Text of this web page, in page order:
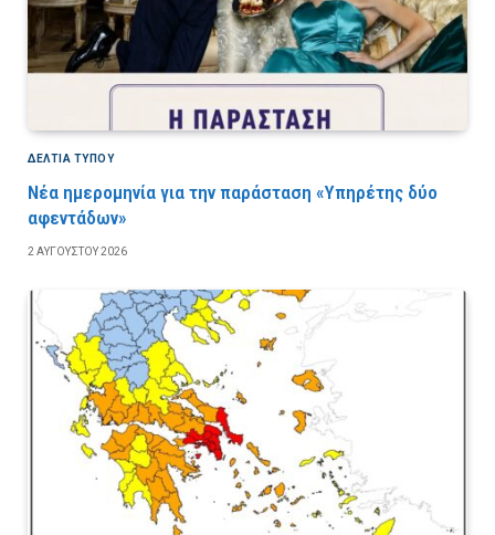
ΔΕΛΤΙΑ ΤΥΠΟΥ
Νέα ημερομηνία για την παράσταση «Υπηρέτης δύο
αφεντάδων»
2 ΑΥΓΟΎΣΤΟΥ 2026